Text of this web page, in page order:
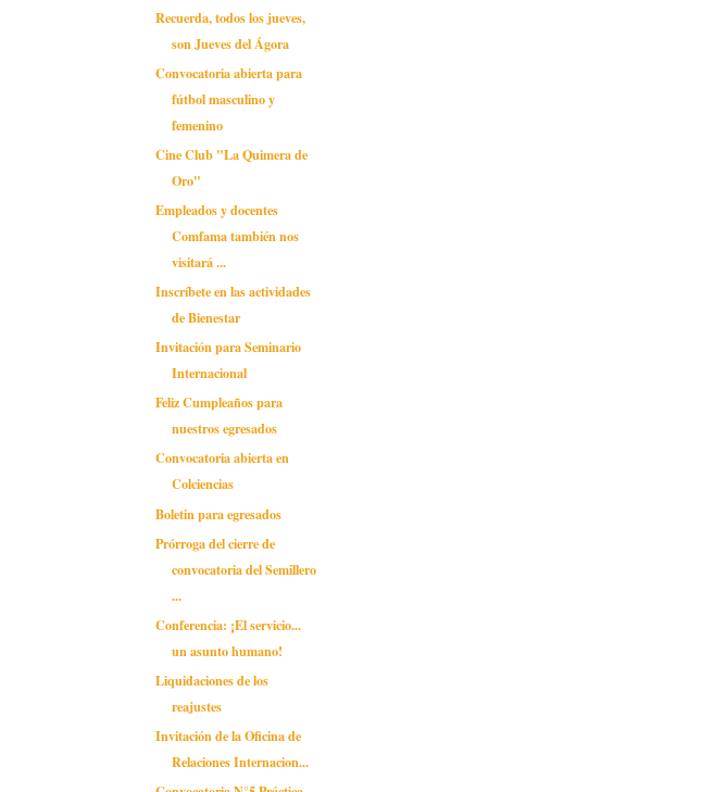
Recuerda, todos los jueves,
son Jueves del Ágora
Convocatoria abierta para
fútbol masculino y
femenino
Cine Club "La Quimera de
Oro"
Empleados y docentes
Comfama también nos
visitará ...
Inscríbete en las actividades
de Bienestar
Invitación para Seminario
Internacional
Feliz Cumpleaños para
nuestros egresados
Convocatoria abierta en
Colciencias
Boletin para egresados
Prórroga del cierre de
convocatoria del Semillero
...
Conferencia: ¡El servicio...
un asunto humano!
Liquidaciones de los
reajustes
Invitación de la Oficina de
Relaciones Internacion...